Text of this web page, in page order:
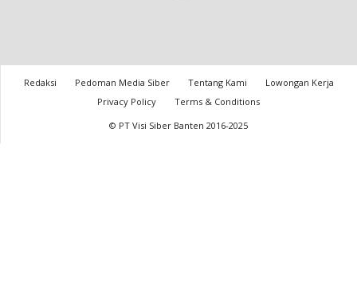
Redaksi Pedoman Media Siber Tentang Kami
Lowongan Kerja
Privacy Policy
Terms & Conditions
© PT Visi Siber Banten 2016-2025